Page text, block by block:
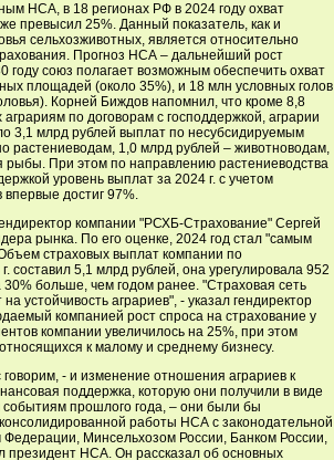
НСА, в 18 регионах РФ в 2024 году охват
превысил 25%. Данный показатель, как и
сельхозживотных, является относительно
Прогноз НСА – дальнейший рост
союз полагает возможным обеспечить охват
площадей (около 35%), и 18 млн условных голов
Корней Биждов напомнил, что кроме 8,8
по договорам с господдержкой, аграрии
3,1 млрд рублей выплат по несубсидируемым
растениеводам, 1,0 млрд рублей – животноводам,
рыбы. При этом по направлению растениеводства
уровень выплат за 2024 г. с учетом
впервые достиг 97%.
компании "РСХБ-Страхование" Сергей
рынка. По его оценке, 2024 год стал "самым
страховых выплат компании по
составил 5,1 млрд рублей, она урегулировала 952
30% больше, чем годом ранее. "Страховая сеть
устойчивость аграриев", - указал гендиректор
компанией рост спроса на страхование у
компании увеличилось на 25%, при этом
к малому и среднему бизнесу.
- и изменение отношения аграриев к
поддержка, которую они получили в виде
прошлого года, – они были бы
работы НСА с законодательной
Минсельхозом России, Банком России,
НСА. Он рассказал об основных